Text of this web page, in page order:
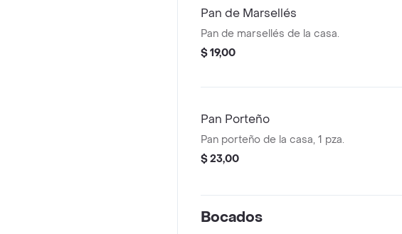
Pan de Marsellés
Pan de marsellés de la casa.
$ 19,00
Pan Porteño
Pan porteño de la casa, 1 pza.
$ 23,00
Bocados